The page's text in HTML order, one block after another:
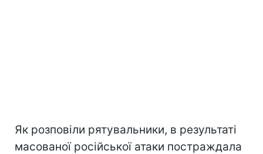
Як розповіли рятувальники, в результаті
масованої російської атаки постраждала